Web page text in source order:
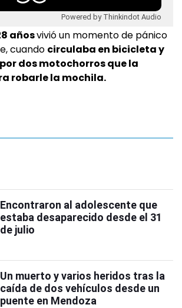
Powered by Thinkindot Audio
añosvivió un momento de pánico
cuando circulaba en bicicleta y
dos motochorros que la
robarle la mochila.
Encontraron al adolescente que
estaba desaparecido desde el 31
de julio
Un muerto y varios heridos tras la
caída de dos vehículos desde un
puente en Mendoza